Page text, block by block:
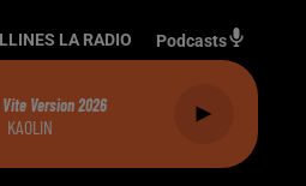
LA RADIO Podcasts
Version 2026
KAOLIN